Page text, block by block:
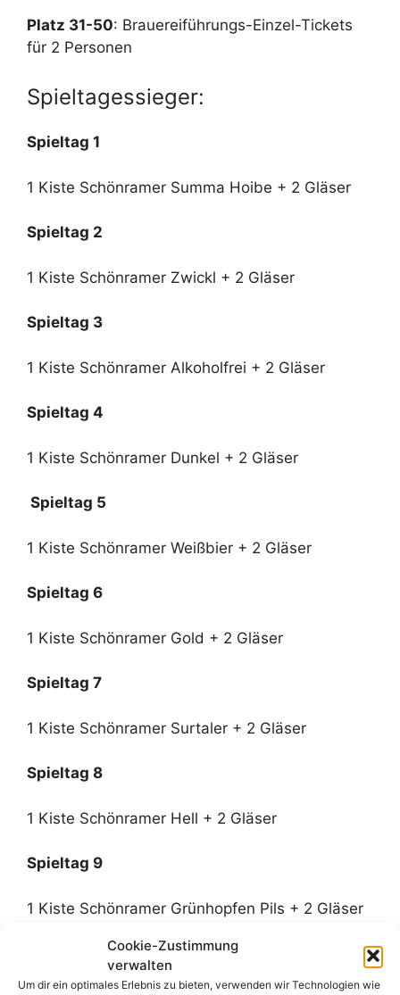
Cookie-Zustimmung
verwalten
Um dir ein optimales Erlebnis zu bieten, verwenden wir Technologien wie
Platz 31-50: Brauereiführungs-Einzel-Tickets
für 2 Personen
Spieltagessieger:
Spieltag 1
1 Kiste Schönramer Summa Hoibe + 2 Gläser
Spieltag 2
1 Kiste Schönramer Zwickl + 2 Gläser
Spieltag 3
1 Kiste Schönramer Alkoholfrei + 2 Gläser
Spieltag 4
1 Kiste Schönramer Dunkel + 2 Gläser
Spieltag 5
1 Kiste Schönramer Weißbier + 2 Gläser
Spieltag 6
1 Kiste Schönramer Gold + 2 Gläser
Spieltag 7
1 Kiste Schönramer Surtaler + 2 Gläser
Spieltag 8
1 Kiste Schönramer Hell + 2 Gläser
Spieltag 9
1 Kiste Schönramer Grünhopfen Pils + 2 Gläser
Spieltag 10